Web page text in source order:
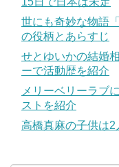
世にも奇妙な物語
の役柄とあらすじ
せとゆいかの結婚
ーで活動歴を紹介
メリーベリーラブ
ストを紹介
高橋真麻の子供は